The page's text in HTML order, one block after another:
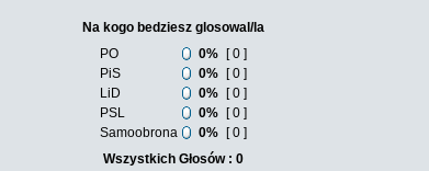
Na kogo bedziesz glosowal/la
PO
0%
[ 0 ]
PiS
0%
[ 0 ]
LiD
0%
[ 0 ]
PSL
0%
[ 0 ]
Samoobrona
0%
[ 0 ]
Wszystkich Głosów : 0